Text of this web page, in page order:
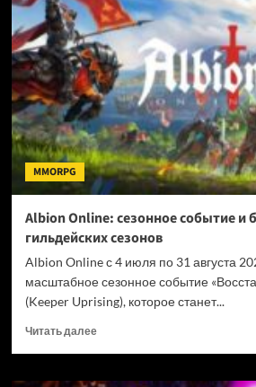
стала
доступна
демоверсия
стратегии
Stronghold
4
MMORPG
Albion Online: сезонное событие и
гильдейских сезонов
Albion Online с 4 июля по 31 августа
масштабное сезонное событие
(Keeper Uprising), которое станет...
Читать далееПрочитать
Albion